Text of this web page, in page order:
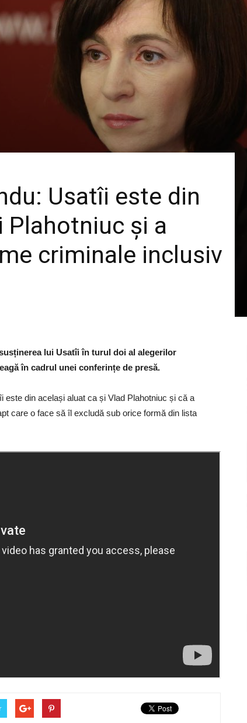
Usatîi este din
Plahotniuc și a
criminale inclusiv
lui Usatîi în turul doi al alegerilor
în cadrul unei conferințe de presă.
din același aluat ca și Vlad Plahotniuc și că a
care o face să îl excludă sub orice formă din lista